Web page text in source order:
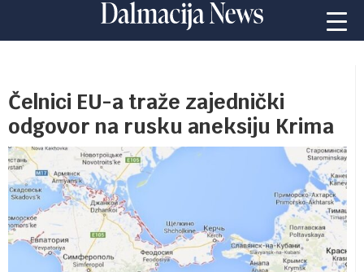
Čelnici EU-a traže zajednički
odgovor na rusku aneksiju Krima